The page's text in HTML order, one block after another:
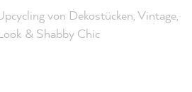
von Dekostücken, Vintage,
& Shabby Chic